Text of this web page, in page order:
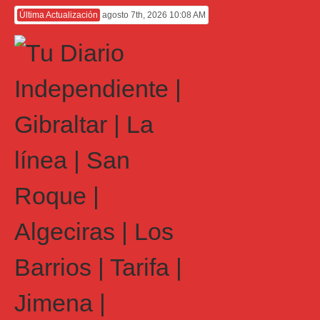
Última Actualización agosto 7th, 2026 10:08 AM